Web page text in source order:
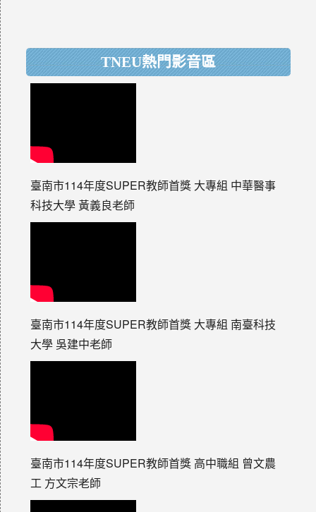
TNEU熱門影音區
臺南市114年度SUPER教師首獎 大專組 中華醫事
科技大學 黃義良老師
臺南市114年度SUPER教師首獎 大專組 南臺科技
大學 吳建中老師
臺南市114年度SUPER教師首獎 高中職組 曾文農
工 方文宗老師